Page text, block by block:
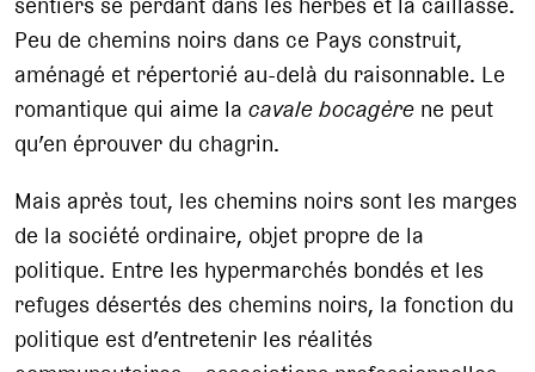
Peu de chemins noirs dans ce Pays construit,
aménagé et répertorié au-delà du raisonnable. Le
romantique qui aime lacavale bocagère ne peut
qu’en éprouver du chagrin.
Mais après tout, les chemins noirs sont les marges
de la société ordinaire, objet propre de la
politique. Entre les hypermarchés bondés et les
refuges désertés des chemins noirs, la fonction du
politique est d’entretenir les réalités